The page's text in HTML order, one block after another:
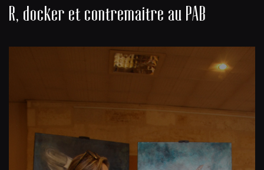
R, docker et contremaitre au PAB